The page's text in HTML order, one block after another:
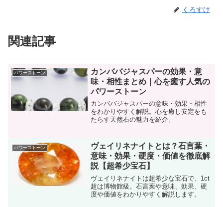
くろすけ
関連記事
パワーストーン
カンババジャスパーの効果・意
味・相性まとめ｜心を癒す人気の
パワーストーン
カンババジャスパーの意味・効果・相性
をわかりやすく解説。心を癒し安定をも
たらす天然石の魅力を紹介。
パワーストーン
ヴェイリネナイトとは？石言葉・
意味・効果・硬度・価値を徹底解
説【超希少宝石】
ヴェイリネナイトは超希少な宝石で、1ct
超は博物館級。石言葉や意味、効果、硬
度や価値をわかりやすく解説します。